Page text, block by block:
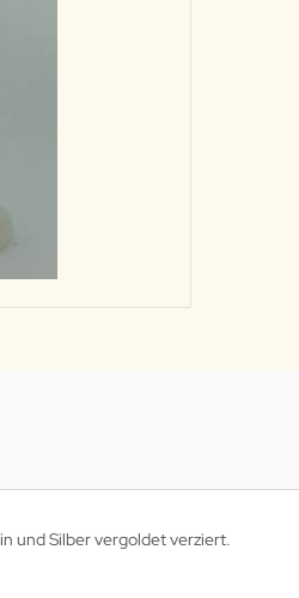
und Silber vergoldet verziert.